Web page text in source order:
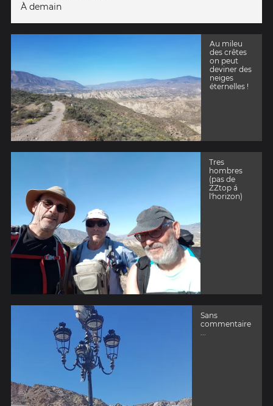
À demain
Au mileu
des crêtes
on peut
deviner des
neiges
éternelles !
Tres
hombres
(pas de
ZZtop á
l'horizon)
Sans
commentaire